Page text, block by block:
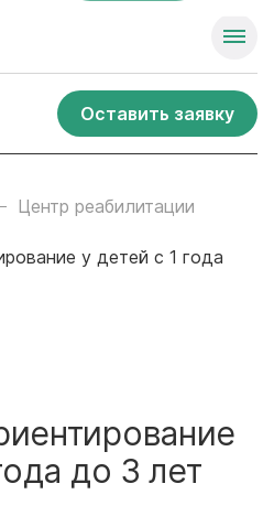
Оставить заявку
Центр реабилитации
у детей с 1 года
до 3 лет